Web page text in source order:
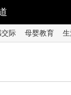
际 母婴教育